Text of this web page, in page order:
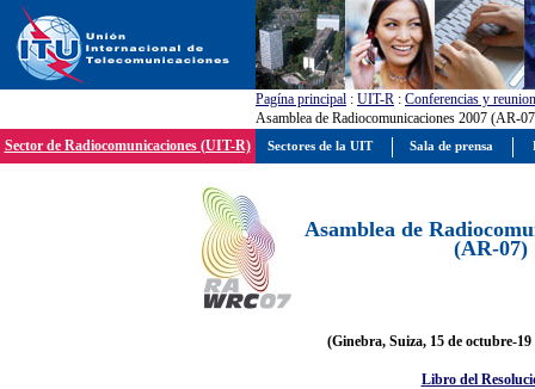
Pagína principal : UIT-R : Conferencias y
Asamblea de Radiocomunicaciones 2007 (AR-
Sector de Radiocomunicaciones (UIT-R)
Asamblea de
(AR-07)
(Ginebra, Suiza, 15 de octubre-19
Libro del
Sectores de la UIT Sala de prensa